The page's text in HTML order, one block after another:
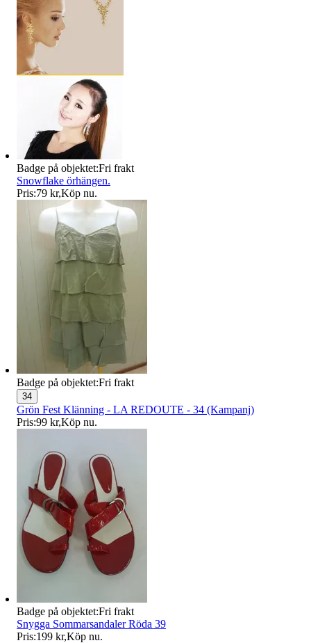
Badge på objektet:Fri frakt
Snowflake örhängen.
Pris:79 kr,Köp nu.
Badge på objektet:Fri frakt
34
Grön Fest Klänning - LA REDOUTE - 34 (Kampanj)
Pris:99 kr,Köp nu.
Badge på objektet:Fri frakt
Snygga Sommarsandaler Röda 39
Pris:199 kr,Köp nu.